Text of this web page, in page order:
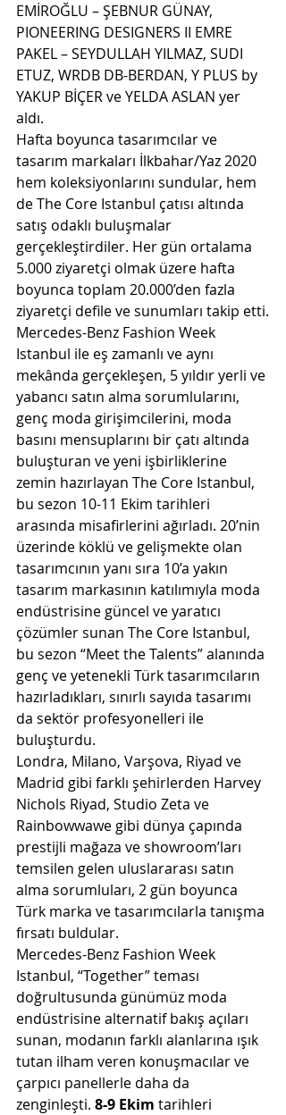
EMİROĞLU – ŞEBNUR GÜNAY,
PIONEERING DESIGNERS II EMRE
PAKEL – SEYDULLAH YILMAZ, SUDI
ETUZ, WRDB DB-BERDAN, Y PLUS by
YAKUP BİÇER ve YELDA ASLAN yer
aldı.
Hafta boyunca tasarımcılar ve
tasarım markaları İlkbahar/Yaz 2020
hem koleksiyonlarını sundular, hem
de The Core Istanbul çatısı altında
satış odaklı buluşmalar
gerçekleştirdiler. Her gün ortalama
5.000 ziyaretçi olmak üzere hafta
boyunca toplam 20.000’den fazla
ziyaretçi defile ve sunumları takip etti.
Mercedes-Benz Fashion Week
Istanbul ile eş zamanlı ve aynı
mekânda gerçekleşen, 5 yıldır yerli ve
yabancı satın alma sorumlularını,
genç moda girişimcilerini, moda
basını mensuplarını bir çatı altında
buluşturan ve yeni işbirliklerine
zemin hazırlayan The Core Istanbul,
bu sezon 10-11 Ekim tarihleri
arasında misafirlerini ağırladı. 20’nin
üzerinde köklü ve gelişmekte olan
tasarımcının yanı sıra 10’a yakın
tasarım markasının katılımıyla moda
endüstrisine güncel ve yaratıcı
çözümler sunan The Core Istanbul,
bu sezon “Meet the Talents” alanında
genç ve yetenekli Türk tasarımcıların
hazırladıkları, sınırlı sayıda tasarımı
da sektör profesyonelleri ile
buluşturdu.
Londra, Milano, Varşova, Riyad ve
Madrid gibi farklı şehirlerden Harvey
Nichols Riyad, Studio Zeta ve
Rainbowwawe gibi dünya çapında
prestijli mağaza ve showroom’ları
temsilen gelen uluslararası satın
alma sorumluları, 2 gün boyunca
Türk marka ve tasarımcılarla tanışma
fırsatı buldular.
Mercedes-Benz Fashion Week
Istanbul, “Together” teması
doğrultusunda günümüz moda
endüstrisine alternatif bakış açıları
sunan, modanın farklı alanlarına ışık
tutan ilham veren konuşmacılar ve
çarpıcı panellerle daha da
zenginleşti. 8-9 Ekim tarihleri